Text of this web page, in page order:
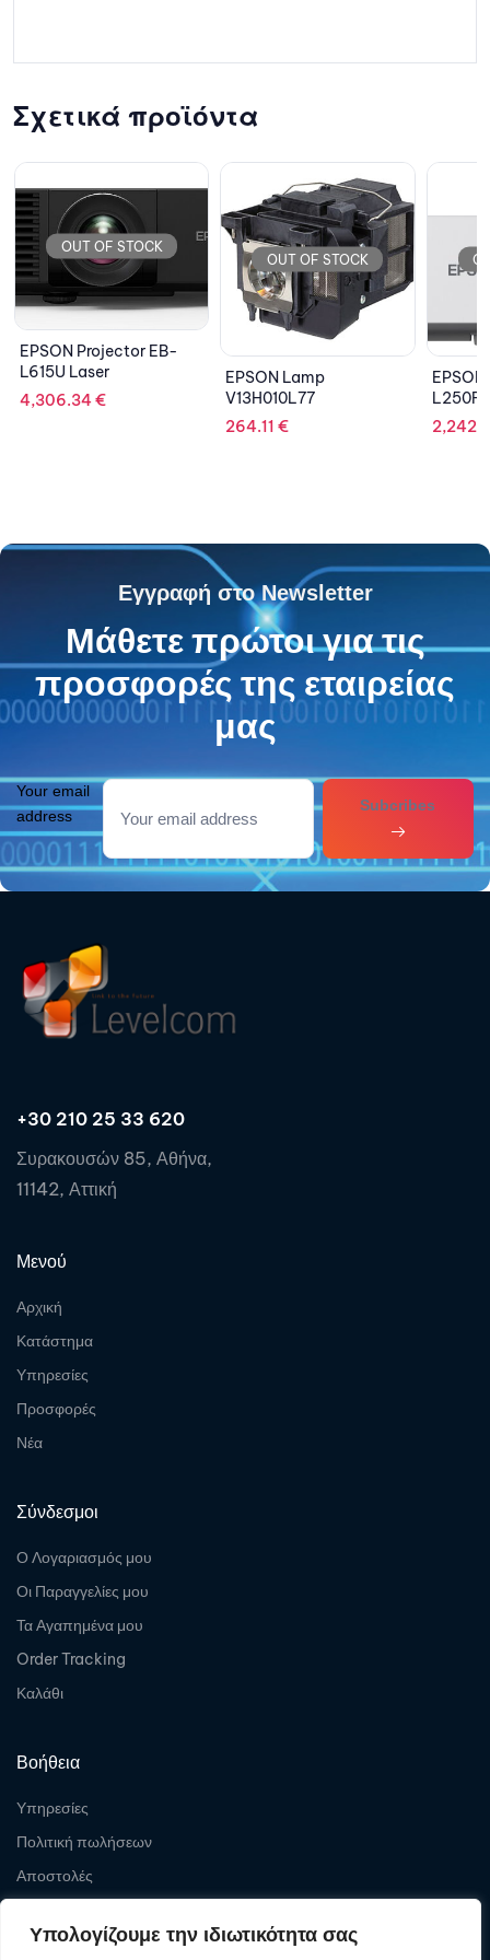
Υπολογίζουμε την ιδιωτικότητα σας
Σχετικά προϊόντα
OUT OF STOCK
EPSON Lamp
V13H010L77
OUT OF STOCK
EPSON Projector EB-
L250F Laser
2,242.81
Εγγραφή στο Newsletter
Μάθετε πρώτοι για τις
προσφορές της εταιρείας
μας
Your email
address
Subcribes
+30 210 25 33 620
Συρακουσών 85, Αθήνα,
11142, Αττική
Μενού
Αρχική
Κατάστημα
Υπηρεσίες
Προσφορές
Νέα
Σύνδεσμοι
Ο Λογαριασμός μου
Οι Παραγγελίες μου
Τα Αγαπημένα μου
Order Tracking
Καλάθι
Βοήθεια
Υπηρεσίες
Πολιτική πωλήσεων
Αποστολές